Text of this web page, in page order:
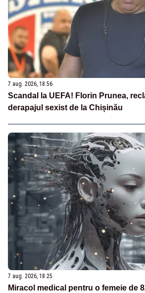
7 aug. 2026, 18:56
Scandal la UEFA! Florin Prunea,
derapajul sexist de la Chișinău
7 aug. 2026, 18:25
Miracol medical pentru o femeie de